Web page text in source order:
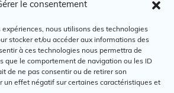
le consentement
expériences, nous utilisons des technologies
stocker et/ou accéder aux informations des
à ces technologies nous permettra de
que le comportement de navigation ou les ID
de ne pas consentir ou de retirer son
un effet négatif sur certaines caractéristiques et
Services
Engagés
Boîte à outils
Nous joindre